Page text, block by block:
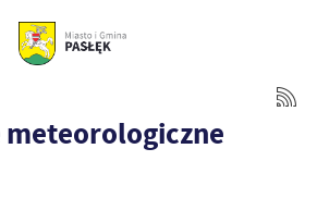
meteorologiczne